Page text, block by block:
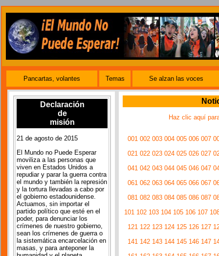
Pancartas, volantes Temas Se alzan las voces
Declaración
de
misión
21 de agosto de 2015
El Mundo no Puede Esperar
moviliza a las personas que
viven en Estados Unidos a
repudiar y parar la guerra contra
el mundo y también la represión
y la tortura llevadas a cabo por
el gobierno estadounidense.
Actuamos, sin importar el
partido político que esté en el
poder, para denunciar los
crímenes de nuestro gobierno,
sean los crímenes de guerra o
la sistemática encarcelación en
masas, y para anteponer la
Haz clic aquí
001 002 003 004 005 006 007
021 022 023 024 025 026 027
041 042 043 044 045 046 047
061 062 063 064 065 066 067
081 082 083 084 085 086 087
101 102 103 104 105 106 107
121 122 123 124 125 126 127
141 142 143 144 145 146 147